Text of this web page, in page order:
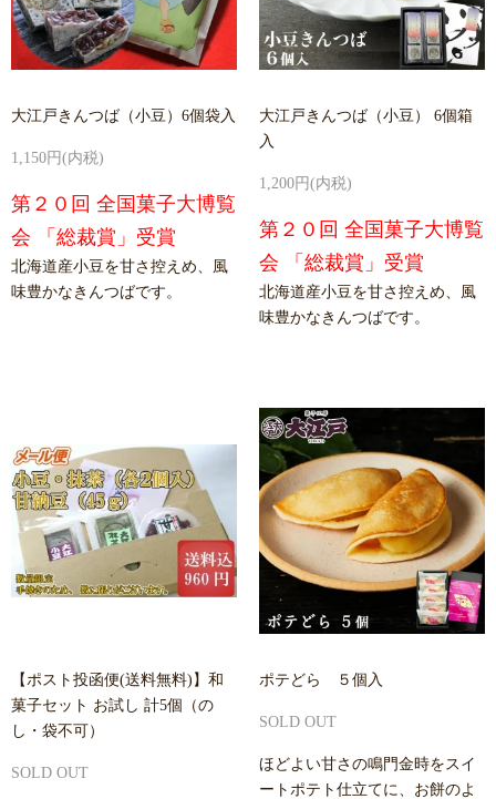
大江戸きんつば（小豆）6個袋入
1,150円(内税)
第２０回 全国菓子大博覧
会 「総裁賞」受賞
北海道産小豆を甘さ控えめ、風
味豊かなきんつばです。
大江戸きんつば（小豆） 6個箱
入
1,200円(内税)
第２０回 全国菓子大博覧
会 「総裁賞」受賞
北海道産小豆を甘さ控えめ、風
味豊かなきんつばです。
【ポスト投函便(送料無料)】和
菓子セット お試し 計5個（の
し・袋不可）
SOLD OUT
ポテどら ５個入
SOLD OUT
ほどよい甘さの鳴門金時をスイ
ートポテト仕立てに、お餅のよ